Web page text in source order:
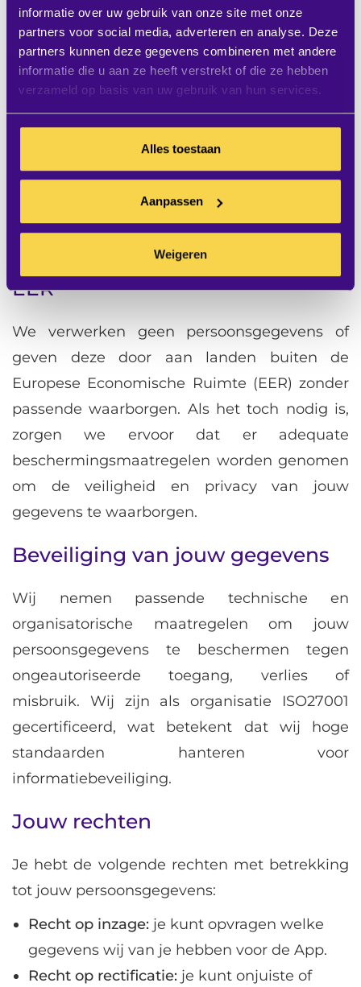
informatie over uw gebruik van onze site met onze
partners voor social media, adverteren en analyse. Deze
partners kunnen deze gegevens combineren met andere
informatie die u aan ze heeft verstrekt of die ze hebben
verzameld op basis van uw gebruik van hun services.
Alles toestaan
Aanpassen
Weigeren
Wettelijke verplichtingen:Indien wij
wettelijk verplicht zijn, delen wij je
persoonsgegevens met relevante
autoriteiten zoals toezichthoudende
instanties, belastingautoriteiten of
opsporingsdiensten. Dit gebeurt alleen
Gegevensoverdracht buiten de
EER
We verwerken geen persoonsgegevens of
geven deze door aan landen buiten de
Europese Economische Ruimte (EER) zonder
passende waarborgen. Als het toch nodig is,
zorgen we ervoor dat er adequate
beschermingsmaatregelen worden genomen
om de veiligheid en privacy van jouw
gegevens te waarborgen.
Beveiliging van jouw gegevens
Wij nemen passende technische en
organisatorische maatregelen om jouw
persoonsgegevens te beschermen tegen
ongeautoriseerde toegang, verlies of
misbruik. Wij zijn als organisatie ISO27001
gecertificeerd, wat betekent dat wij hoge
standaarden hanteren voor
informatiebeveiliging.
Jouw rechten
Je hebt de volgende rechten met betrekking
tot jouw persoonsgegevens:
Recht op inzage: je kunt opvragen welke
gegevens wij van je hebben voor de App.
Recht op rectificatie: je kunt onjuiste of